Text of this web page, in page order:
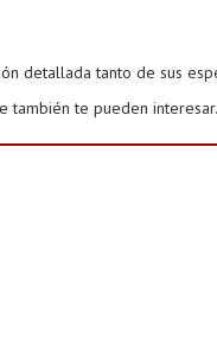
detallada tanto de sus
también te pueden interesar.